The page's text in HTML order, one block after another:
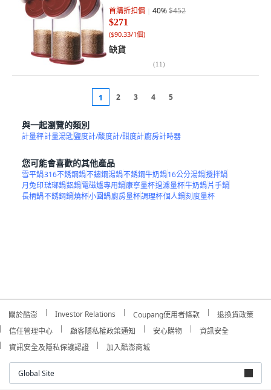
首購折扣價 40%$452
$271
($90.33/1個)
缺貨
(11)
1 2 3 4 5
與一起瀏覽的類別
計量秤計量湯匙鹽度計/酸度計/甜度計廚房計時器
您可能會喜歡的其他產品
雪平鍋316不銹鋼鍋不鏽鋼湯鍋不銹鋼牛奶鍋16公分湯鍋攪拌鍋
月兔印琺瑯鍋鋁鍋電磁爐專用鍋康寧量杯過濾量杯牛奶鍋片手鍋
長柄鍋不銹鋼鍋燒杯小圓鍋廚房量杯調理杯個人鍋刻度量杯
關於酷澎 Investor Relations Coupang使用者條款
退換貨政策
信任管理中心
顧客隱私權政策通知 安心購物
資訊安全
資訊安全及隱私保護認證
加入酷澎商城
Global Site